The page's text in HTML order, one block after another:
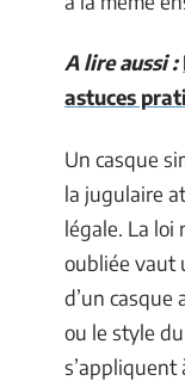
A lire aussi :
astuces
Un casque
la jugulaire
légale. La loi
oubliée vaut
d’un casque
ou le style
s’appliquent